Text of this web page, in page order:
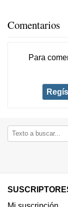
Comentarios
Para